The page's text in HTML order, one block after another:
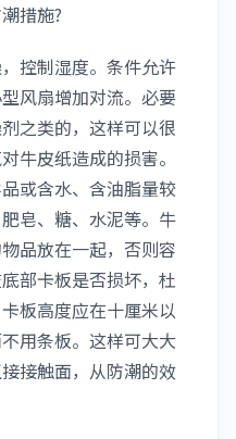
措施?
控制湿度。条件允许
风扇增加对流。必要
之类的，这样可以很
牛皮纸造成的损害。
或含水、含油脂量较
皂、糖、水泥等。牛
品放在一起，否则容
部卡板是否损坏，杜
板高度应在十厘米以
用条板。这样可大大
接触面，从防潮的效